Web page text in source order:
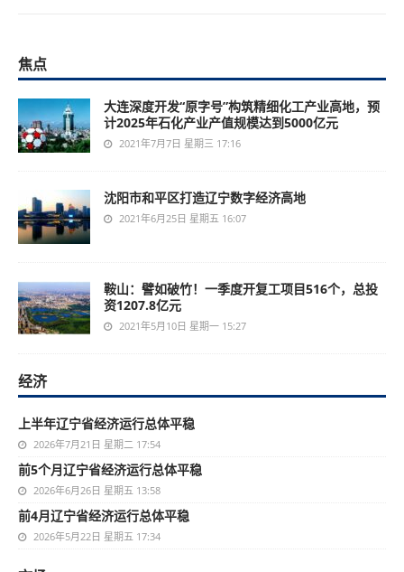
焦点
大连深度开发“原字号”构筑精细化工产业高地，预
计2025年石化产业产值规模达到5000亿元
2021年7月7日 星期三 17:16
沈阳市和平区打造辽宁数字经济高地
2021年6月25日 星期五 16:07
鞍山：譬如破竹！一季度开复工项目516个，总投
资1207.8亿元
2021年5月10日 星期一 15:27
经济
上半年辽宁省经济运行总体平稳
2026年7月21日 星期二 17:54
前5个月辽宁省经济运行总体平稳
2026年6月26日 星期五 13:58
前4月辽宁省经济运行总体平稳
2026年5月22日 星期五 17:34